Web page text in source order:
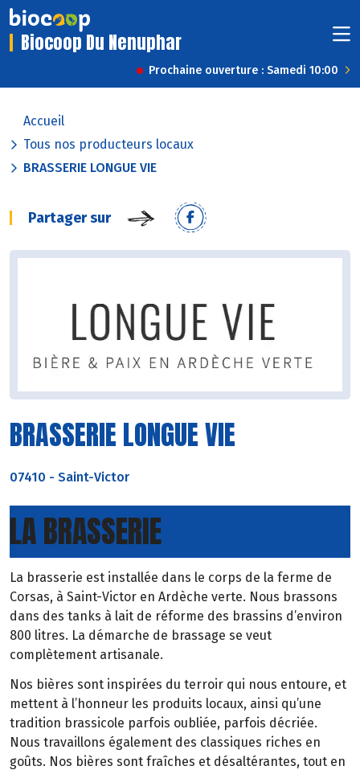
Biocoop Du Nenuphar
Prochaine ouverture : Samedi 10:00
Accueil
Tous nos producteurs locaux
BRASSERIE LONGUE VIE
Partager sur
BRASSERIE LONGUE VIE
07410 - Saint-Victor
LA BRASSERIE
La brasserie est installée dans le corps de la ferme de
Corsas, à Saint-Victor en Ardèche verte. Nous brassons
dans des tanks à lait de réforme des brassins d’environ
800 litres. La démarche de brassage se veut
complètement artisanale.
Nos bières sont inspirées du terroir qui nous entoure, et
mettent à l’honneur les produits locaux, ainsi qu’une
tradition brassicole parfois oubliée, parfois décriée.
Nous travaillons également des classiques riches en
goûts. Nos bières sont fraîches et désaltérantes, tout en